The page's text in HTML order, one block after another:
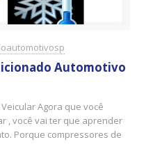
Automotivo
Agora que você
, você vai ter que aprender
Porque compressores de